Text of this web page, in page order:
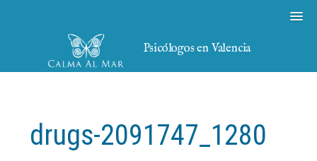
Psicólogos en Valencia
drugs-2091747_1280